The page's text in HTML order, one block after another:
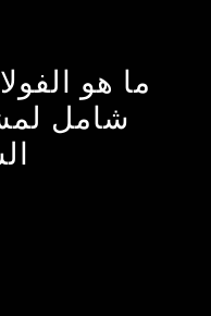
ما هو
شامل